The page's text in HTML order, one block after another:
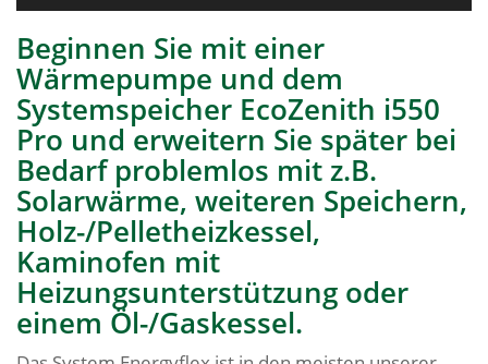
Beginnen Sie mit einer
Wärmepumpe und dem
Systemspeicher EcoZenith i550
Pro und erweitern Sie später bei
Bedarf problemlos mit z.B.
Solarwärme, weiteren Speichern,
Holz-/Pelletheizkessel,
Kaminofen mit
Heizungsunterstützung oder
einem Öl-/Gaskessel.